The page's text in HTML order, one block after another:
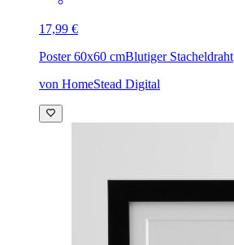
17,99 €
Poster 60x60 cmBlutiger Stacheldraht
von HomeStead Digital